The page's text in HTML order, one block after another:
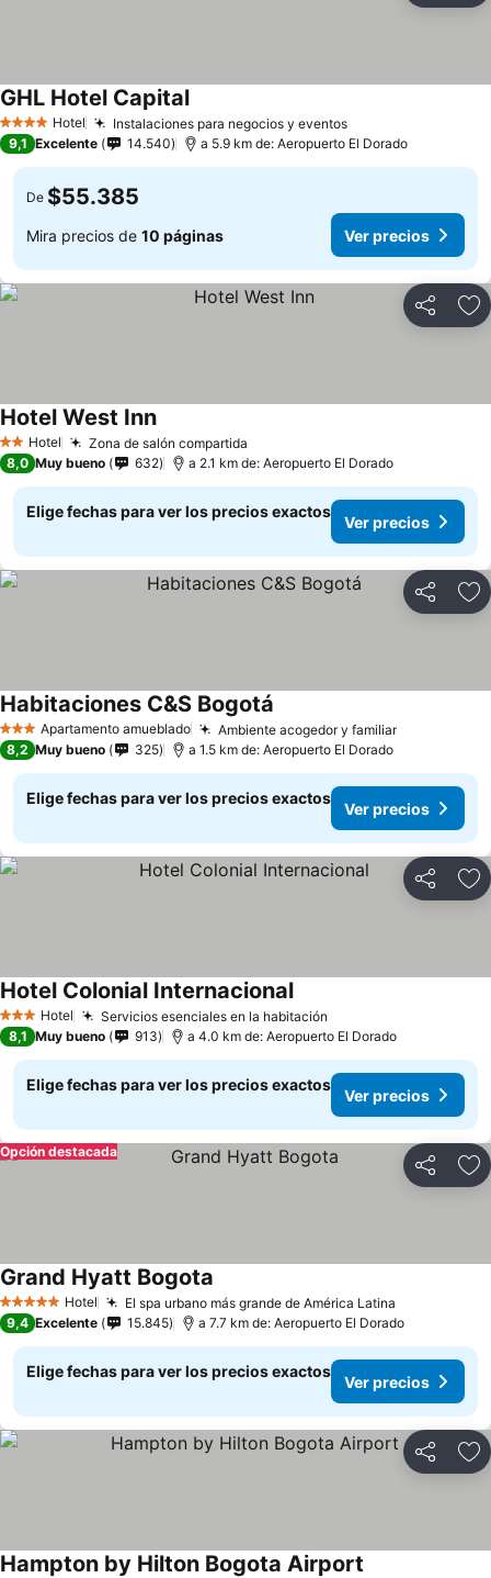
4 EstrellasHotel Instalaciones para negocios y eventos
GHL Hotel Capital
9,1 Excelente 14.540 a 5.9 km de: Aeropuerto El Dorado
De $55.385
Mira precios de 10 páginas Ver precios
Compartir
2 Estrellas
Hotel Zona de salón compartida
Hotel West Inn
8,0 Muy bueno 632 a 2.1 km de: Aeropuerto El Dorado
Elige fechas para ver los precios exactos
Ver precios
Compartir
3 EstrellasApartamento amueblado Ambiente acogedor y familiar
Habitaciones C&S Bogotá
8,2 Muy bueno 325 a 1.5 km de: Aeropuerto El Dorado
Elige fechas para ver los precios exactos
Ver precios
Compartir
3 Estrellas
Hotel Servicios esenciales en la habitación
Hotel Colonial Internacional
8,1 Muy bueno 913 a 4.0 km de: Aeropuerto El Dorado
Elige fechas para ver los precios exactos
Ver precios
Compartir
Opción destacada
5 Estrellas Hotel El spa urbano más grande de América Latina
Grand Hyatt Bogota
9,4 Excelente 15.845 a 7.7 km de: Aeropuerto El Dorado
Elige fechas para ver los precios exactos
Ver precios
Compartir
Hampton by Hilton Bogota Airport